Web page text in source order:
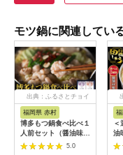
モツ鍋に関連してい
出典：ふるさとチョイ
福岡県 赤村
博多もつ鍋食べ比べ１
人前セット（醤油味・
味噌味） 2W155.0
＜
油